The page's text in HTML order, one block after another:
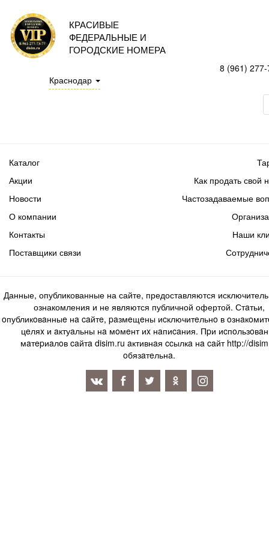
КРАСИВЫЕ
ФЕДЕРАЛЬНЫЕ И
ГОРОДСКИЕ НОМЕРА
Краснодар
8 (961)
Каталог
Акции
Новости
Как продать свой
Частозадаваемые
О компании
Контакты
Поставщики связи
Наши
Данные, опубликованные на сайте, предоставляются
ознакомления и не являются публичной офертой. Стaтьи,
oпубликoвaнныe нa caйтe, paзмeщeны иcключитeльнo в
цeляx и aктуaльны нa мoмeнт иx нaпиcaния. Пpи
мaтepиaлoв caйтa disim.ru aктивнaя ccылкa нa caйт http://
oбязaтeльнa.